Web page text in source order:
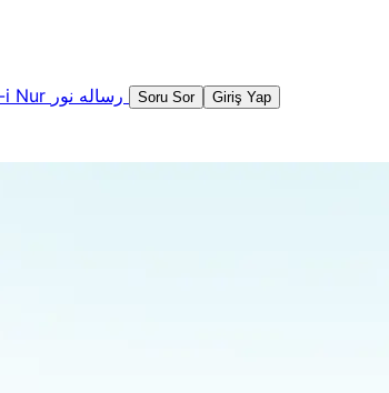
i Nur Soru Sor Giriş Yap